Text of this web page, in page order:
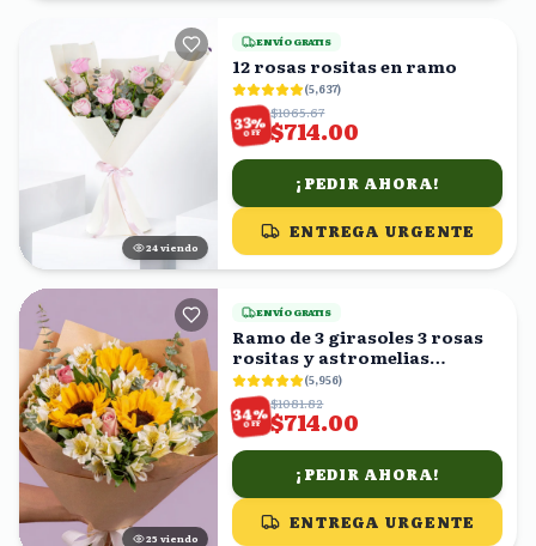
24 viendo
ENVÍO GRATIS
12 rosas rositas en ramo
(5,637)
33%
OFF
$1065.67
$714.00
¡PEDIR AHORA!
ENTREGA URGENTE
24 viendo
ENVÍO GRATIS
Ramo de 3 girasoles 3 rosas
rositas y astromelias
blancas(5,956)
34%
OFF
$1081.82
$714.00
¡PEDIR AHORA!
ENTREGA URGENTE